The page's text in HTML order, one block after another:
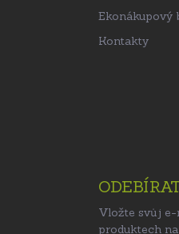
Ekonákupový
Kontakty
Vložte svůj e-
produktech